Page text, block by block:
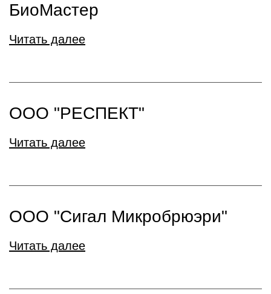
БиоМастер
Читать далее
ООО "РЕСПЕКТ"
Читать далее
ООО "Сигал Микробрюэри"
Читать далее